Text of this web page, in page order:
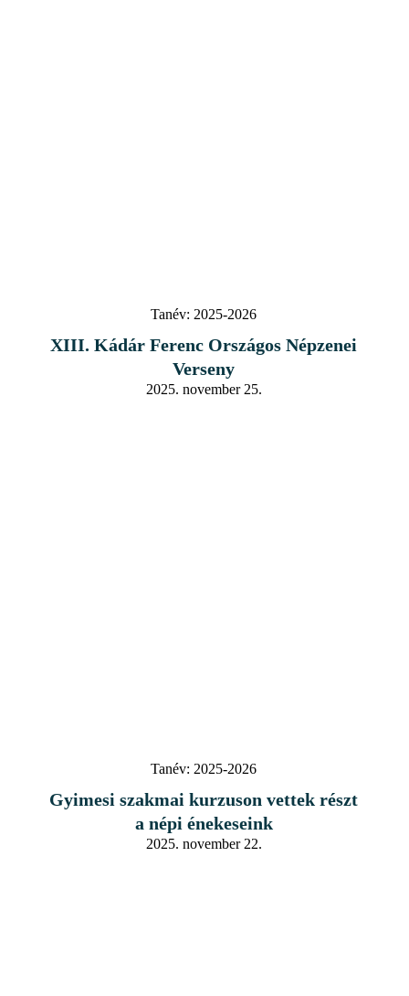
Tanév: 2025-2026
XIII. Kádár Ferenc Országos Népzenei
Verseny
2025. november 25.
Tanév: 2025-2026
Gyimesi szakmai kurzuson vettek részt
a népi énekeseink
2025. november 22.